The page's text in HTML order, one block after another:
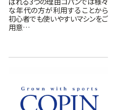
な年代の方が利用することから
初心者でも使いやすいマシンをご
用意…